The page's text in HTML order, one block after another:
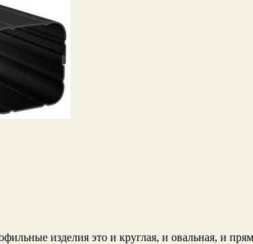
изделия это и круглая, и овальная, и